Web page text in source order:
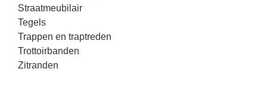
Straatmeubilair
Tegels
Trappen en traptreden
Trottoirbanden
Zitranden